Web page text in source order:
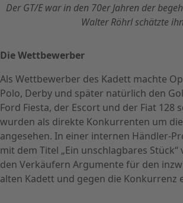
Der GT/E war in den 70er Jahren der
Walter Röhrl schätzte
Die Wettbewerber
Als Wettbewerber des Kadett machte
Polo, Derby und später natürlich den
Ford Fiesta, der Escort und der Fiat 128
wurden als direkte Konkurrenten um
angesehen. In einer internen Händler-
mit dem Titel „Ein unschlagbares
den Verkäufern Argumente für den
alten Kadett und gegen die Konkurrenz